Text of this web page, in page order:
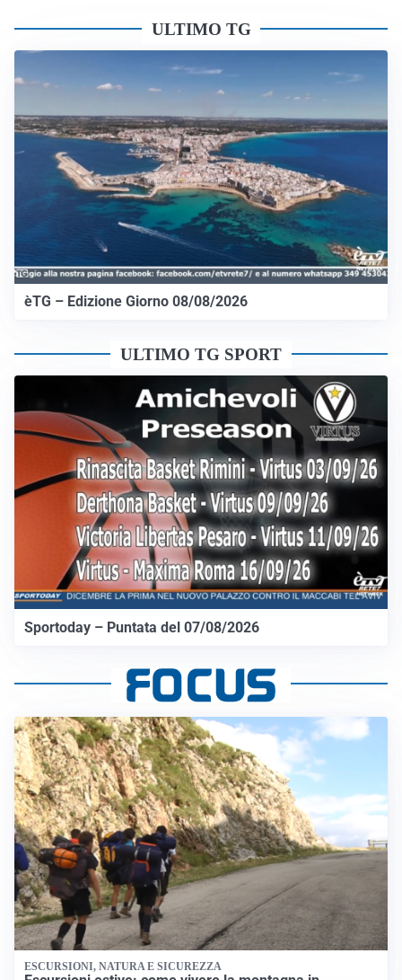
ULTIMO TG
èTG – Edizione Giorno 08/08/2026
ULTIMO TG SPORT
Sportoday – Puntata del 07/08/2026
ESCURSIONI, NATURA E SICUREZZA